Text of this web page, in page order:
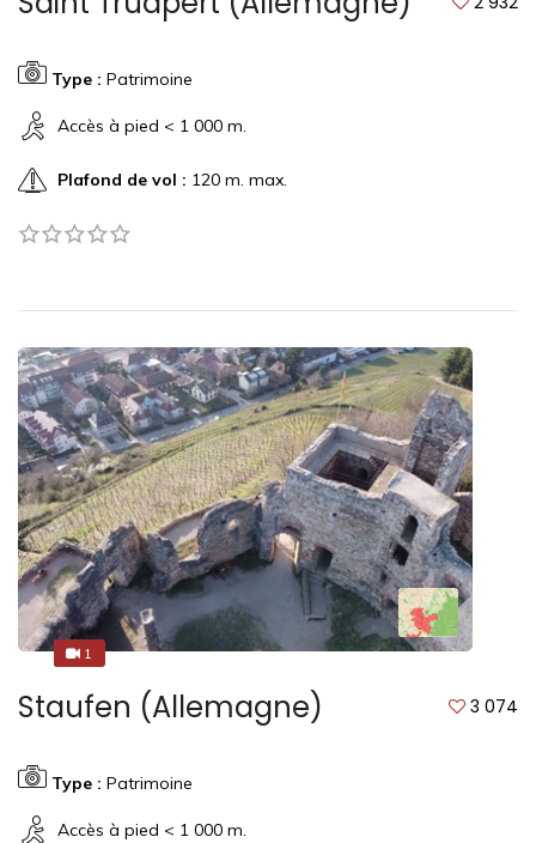
Type : Patrimoine
Accès à pied < 1 000 m.
Plafond de vol : 120 m. max.
11
Staufen (Allemagne) 3 074
Type : Patrimoine
Accès à pied < 1 000 m.